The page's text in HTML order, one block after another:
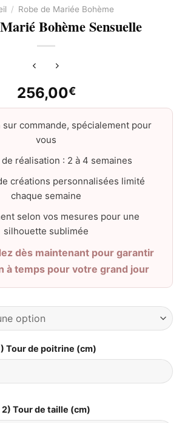
/ Robe de Mariée Bohème
Bohème Sensuelle
256,00€
sur commande, spécialement pour
vous
réalisation : 2 à 4 semaines
créations personnalisées limité
chaque semaine
selon vos mesures pour une
silhouette sublimée
dès maintenant pour garantir
à temps pour votre grand jour
Tour de poitrine (cm)
2) Tour de taille (cm)